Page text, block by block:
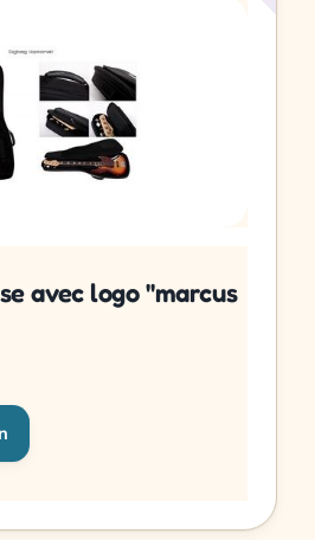
avec logo "marcus